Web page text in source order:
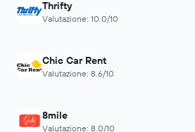
Thrifty
Valutazione: 10.0/10
Chic Car Rent
Valutazione: 8.6/10
8mile
Valutazione: 8.0/10